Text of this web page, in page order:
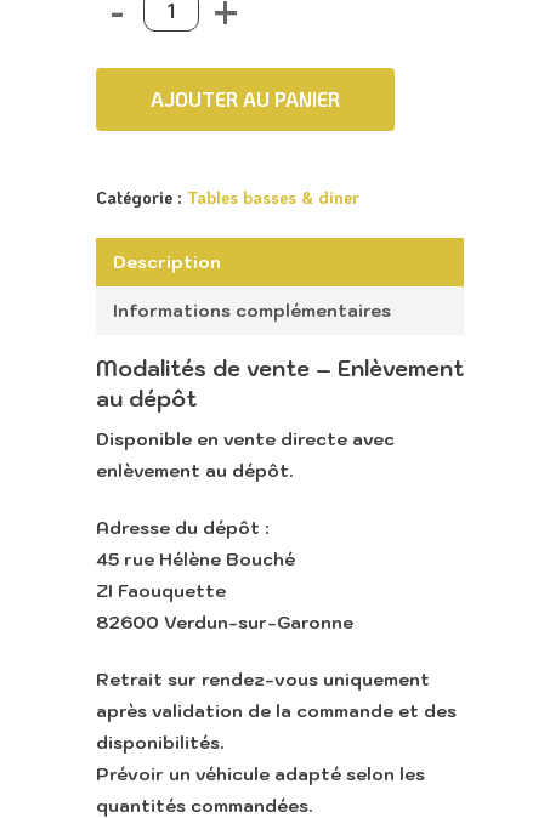
AJOUTER AU PANIER
Catégorie : Tables basses & diner
Description
Informations complémentaires
Modalités de vente – Enlèvement
au dépôt
Disponible en vente directe avec
enlèvement au dépôt.
Adresse du dépôt :
45 rue Hélène Bouché
ZI Faouquette
82600 Verdun-sur-Garonne
Retrait sur rendez-vous uniquement
après validation de la commande et des
disponibilités.
Prévoir un véhicule adapté selon les
quantités commandées.
Accueil
Retour vers le site